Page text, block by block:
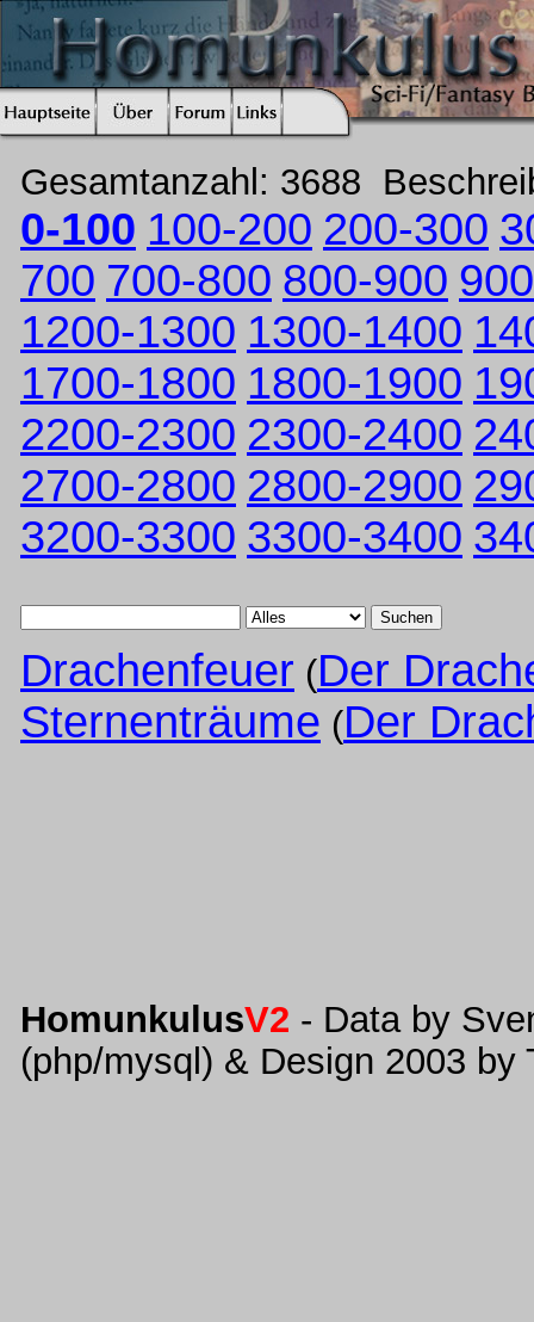
Gesamtanzahl: 3688
0-100 100-200 200-300
700 700-800 800-900
1200-1300 1300-1400
1700-1800 1800-1900
2200-2300 2300-2400
2700-2800 2800-2900
3200-3300 3300-3400
Suchen
Drachenfeuer (Der
Sternenträume (Der
HomunkulusV2 - Data by
(php/mysql) & Design 2003